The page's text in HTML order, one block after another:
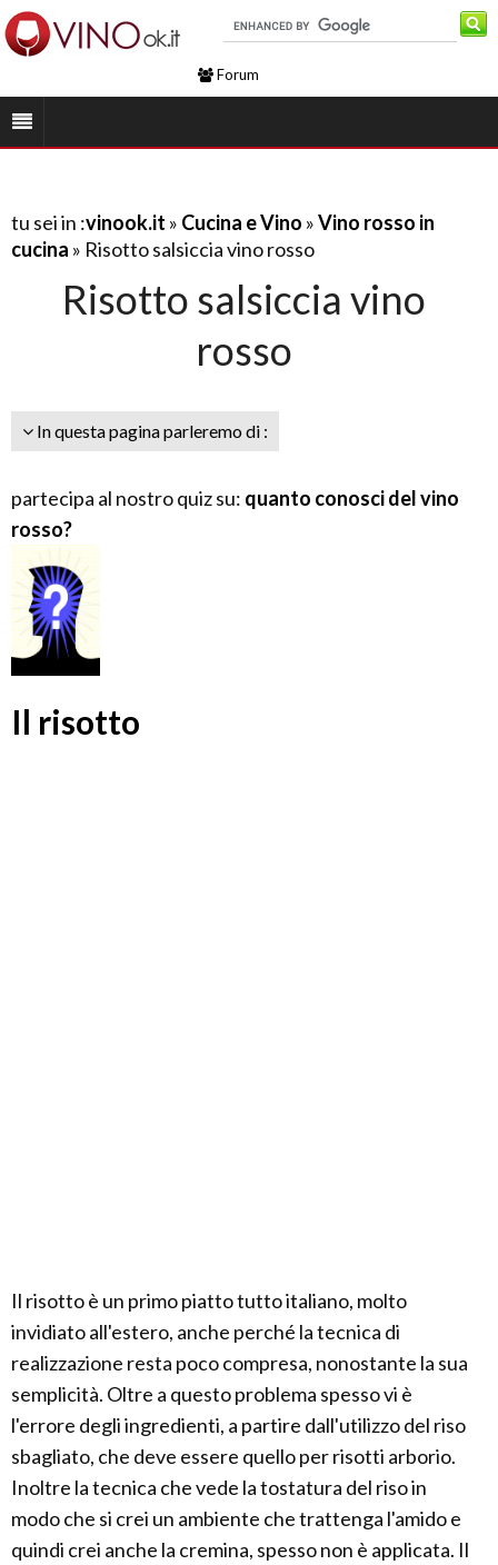
Forum
tu sei in :vinook.it » Cucina e Vino »Vino rosso in
cucina » Risotto salsiccia vino rosso
Risotto salsiccia vino
rosso
In questa pagina parleremo di :
partecipa al nostro quiz su: quanto conosci del vino
rosso?
Il risotto
Il risotto è un primo piatto tutto italiano, molto
invidiato all'estero, anche perché la tecnica di
realizzazione resta poco compresa, nonostante la sua
semplicità. Oltre a questo problema spesso vi è
l'errore degli ingredienti, a partire dall'utilizzo del riso
sbagliato, che deve essere quello per risotti arborio.
Inoltre la tecnica che vede la tostatura del riso in
modo che si crei un ambiente che trattenga l'amido e
quindi crei anche la cremina, spesso non è applicata. Il